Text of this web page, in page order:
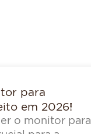
para
em 2026!
o monitor para